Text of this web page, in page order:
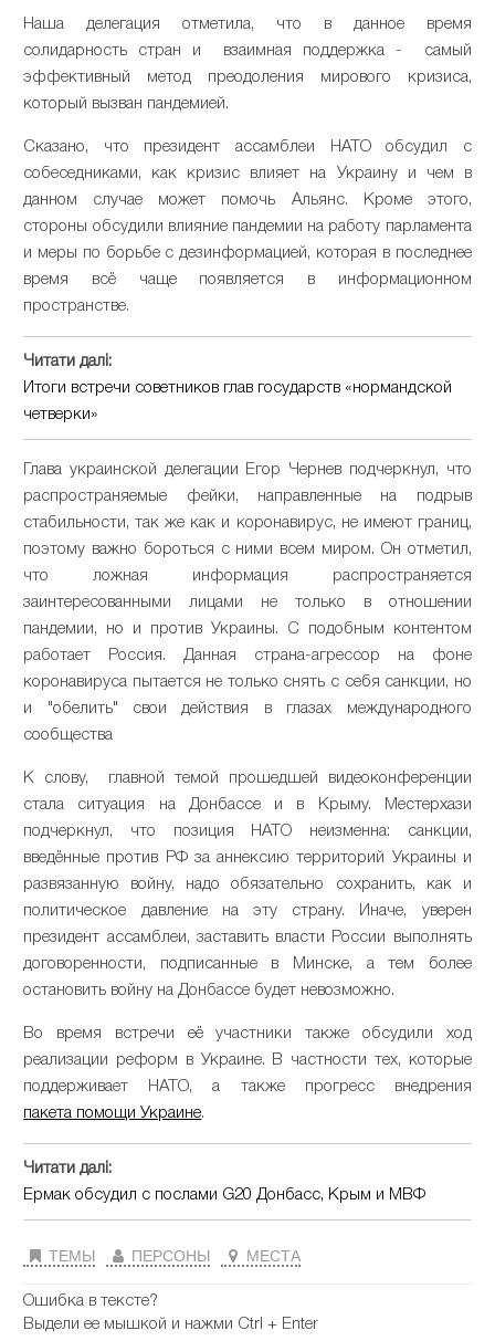
Наша делегация отметила, что в данное время
солидарность стран и взаимная поддержка - самый
эффективный метод преодоления мирового кризиса,
который вызван пандемией.
Сказано, что президент ассамблеи НАТО обсудил с
собеседниками, как кризис влияет на Украину и чем в
данном случае может помочь Альянс. Кроме этого,
стороны обсудили влияние пандемии на работу парламента
и меры по борьбе с дезинформацией, которая в последнее
время всё чаще появляется в информационном
пространстве.
Читати далі:
Итоги встречи советников глав государств «нормандской
четверки»
Глава украинской делегации Егор Чернев подчеркнул, что
распространяемые фейки, направленные на подрыв
стабильности, так же как и коронавирус, не имеют границ,
поэтому важно бороться с ними всем миром. Он отметил,
что ложная информация распространяется
заинтересованными лицами не только в отношении
пандемии, но и против Украины. С подобным контентом
работает Россия. Данная страна-агрессор на фоне
коронавируса пытается не только снять с себя санкции, но
и "обелить" свои действия в глазах международного
сообщества
К слову, главной темой прошедшей видеоконференции
стала ситуация на Донбассе и в Крыму. Местерхази
подчеркнул, что позиция НАТО неизменна: санкции,
введённые против РФ за аннексию территорий Украины и
развязанную войну, надо обязательно сохранить, как и
политическое давление на эту страну. Иначе, уверен
президент ассамблеи, заставить власти России выполнять
договоренности, подписанные в Минске, а тем более
остановить войну на Донбассе будет невозможно.
Во время встречи её участники также обсудили ход
реализации реформ в Украине. В частности тех, которые
поддерживает НАТО, а также прогресс внедрения
пакета помощи Украине.
Читати далі:
Ермак обсудил с послами G20 Донбасс, Крым и МВФ
ТЕМЫ ПЕРСОНЫ МЕСТА
Ошибка в тексте?
Выдели ее мышкой и нажми Ctrl + Enter